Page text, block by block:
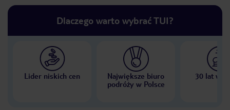
Dlaczego warto wybrać TUI?
Lider niskich cen
Największe biuro
podróży w Polsce
30 lat w